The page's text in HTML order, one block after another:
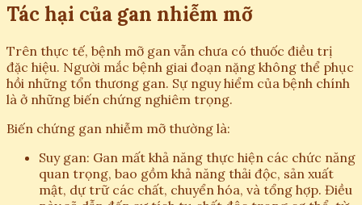
Tác hại của gan nhiễm mỡ
Trên thực tế, bệnh mỡ gan vẫn chưa có thuốc điều trị
đặc hiệu. Người mắc bệnh giai đoạn nặng không thể phục
hồi những tổn thương gan. Sự nguy hiểm của bệnh chính
là ở những biến chứng nghiêm trọng.
Biến chứng gan nhiễm mỡ thường là:
Suy gan: Gan mất khả năng thực hiện các chức năng
quan trọng, bao gồm khả năng thải độc, sản xuất
mật, dự trữ các chất, chuyển hóa, và tổng hợp. Điều